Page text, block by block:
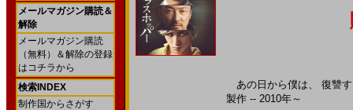
メールマガジン購読＆
解除
メールマガジン購読
（無料）＆解除の登録
はコチラから
検索INDEX
制作国からさがす
あの日から僕は、 復讐
製作 -- 2010年～